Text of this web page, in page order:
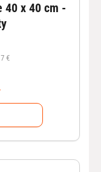
x 40 cm -
€